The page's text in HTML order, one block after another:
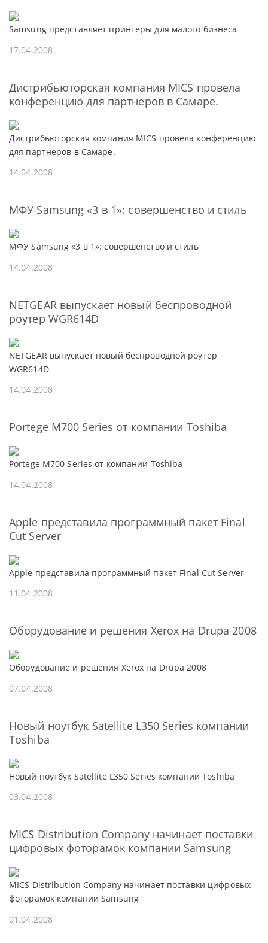
Samsung представляет принтеры для малого бизнеса
17.04.2008
Дистрибьюторская компания MICS провела
конференцию для партнеров в Самаре.
Дистрибьюторская компания MICS провела конференцию
для партнеров в Самаре.
14.04.2008
МФУ Samsung «3 в 1»: совершенство и стиль
МФУ Samsung «3 в 1»: совершенство и стиль
14.04.2008
NETGEAR выпускает новый беспроводной
роутер WGR614D
NETGEAR выпускает новый беспроводной роутер
WGR614D
14.04.2008
Portege M700 Series от компании Toshiba
Portege M700 Series от компании Toshiba
14.04.2008
Apple представила программный пакет Final
Cut Server
Apple представила программный пакет Final Cut Server
11.04.2008
Оборудование и решения Xerox на Drupa 2008
Оборудование и решения Xerox на Drupa 2008
07.04.2008
Новый ноутбук Satellite L350 Series компании
Toshiba
Новый ноутбук Satellite L350 Series компании Toshiba
03.04.2008
MICS Distribution Company начинает поставки
цифровых фоторамок компании Samsung
MICS Distribution Company начинает поставки цифровых
фоторамок компании Samsung
01.04.2008